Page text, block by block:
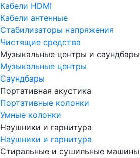
Кабели HDMI
Кабели антенные
Стабилизаторы напряжения
Чистящие средства
Музыкальные центры и саундбары
Музыкальные центры
Саундбары
Портативная акустика
Портативные колонки
Умные колонки
Наушники и гарнитура
Наушники и гарнитура
Стиральные и сушильные машины